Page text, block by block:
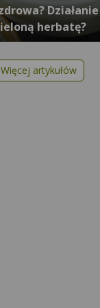
Działanie
herbatę?
Więcej artykułów